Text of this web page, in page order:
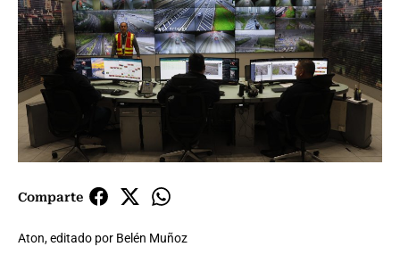
Comparte
Aton, editado por Belén Muñoz